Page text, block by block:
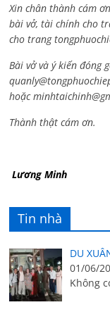
Xin chân thành cám
bài vở, tài chính cho
cho trang
Bài vở và ý kiến đóng
hoặc
Thành thật cám ơn.
Lương Minh
Tin nhà
DU
01/06/
Không